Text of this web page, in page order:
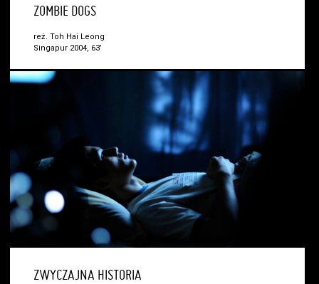
ZOMBIE DOGS
reż. Toh Hai Leong
Singapur 2004, 63’
ZWYCZAJNA HISTORIA